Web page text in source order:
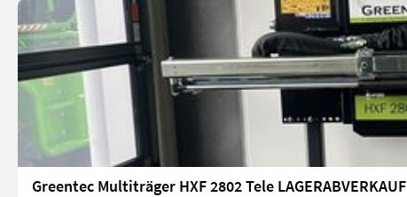
Greentec Multiträger HXF 2802 Tele LAGERABVERKAUF